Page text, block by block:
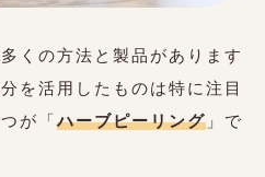
くの方法と製品があります
を活用したものは特に注目
が「ハーブピーリング 」で